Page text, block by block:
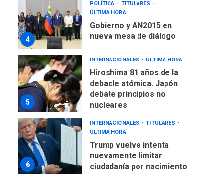
4
POLÍTICA
TITULARES
ÚLTIMA HORA
Gobierno y AN2015 en
nueva mesa de diálogo
5
INTERNACIONALES ÚLTIMA HORA
Hiroshima 81 años de la
debacle atómica. Japón
debate principios no
nucleares
6
INTERNACIONALES
TITULARES
ÚLTIMA HORA
Trump vuelve intenta
nuevamente limitar
ciudadanía por nacimiento